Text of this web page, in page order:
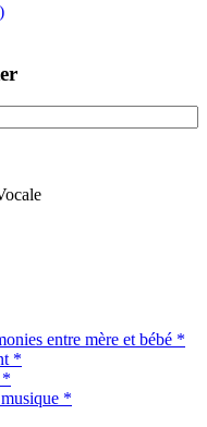
entre mère et bébé *
*
*
*